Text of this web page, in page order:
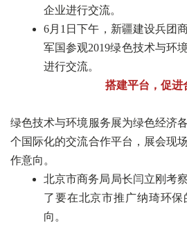
企业进行交流。
6月1日下午，新疆建设兵团
军国参观2019绿色技术与环
进行交流。
搭建平台，促进
绿色技术与环境服务展为绿色经济
个国际化的交流合作平台，展会现
作意向。
北京市商务局局长闫立刚考
了要在北京市推广纳琦环
向。